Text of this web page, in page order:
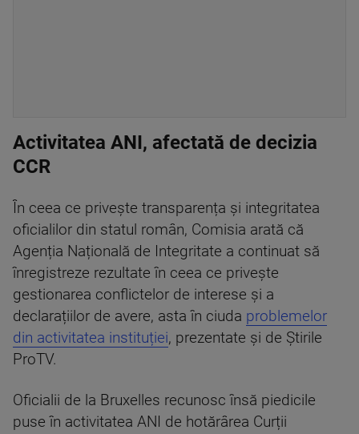
Activitatea ANI, afectată de decizia
CCR
În ceea ce privește transparența și integritatea
oficialilor din statul român, Comisia arată că
Agenția Națională de Integritate a continuat să
înregistreze rezultate în ceea ce privește
gestionarea conflictelor de interese și a
declarațiilor de avere, asta în ciuda problemelor
din activitatea instituției, prezentate și de Știrile
ProTV.
Oficialii de la Bruxelles recunosc însă piedicile
puse în activitatea ANI de hotărârea Curții